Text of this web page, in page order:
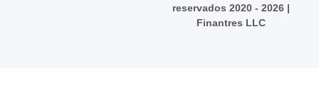
reservados 2020 - 2026 |
Finantres LLC